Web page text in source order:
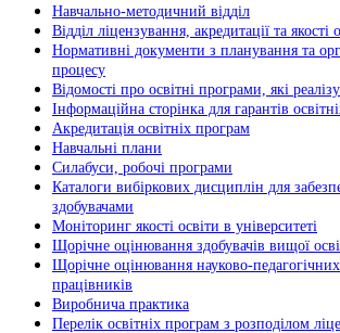
Навчально-методичний відділ
Відділ ліцензування, акредитації та якості
Нормативні документи з планування та
процесу
Відомості про освітні програми, які
Інформаційна сторінка для гарантів
Акредитація освітніх програм
Навчальні плани
Силабуси, робочі програми
Каталоги вибіркових дисциплін для
здобувачами
Моніторинг якості освіти в університеті
Щорічне оцінювання здобувачів вищої
Щорічне оцінювання науково-педагогічних
працівників
Виробнича практика
Перелік освітніх програм з розподілoм